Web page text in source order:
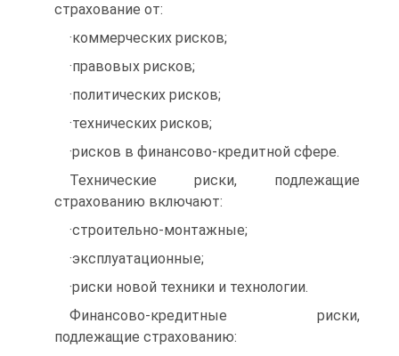
страхование от:
·коммерческих рисков;
·правовых рисков;
·политических рисков;
·технических рисков;
·рисков в финансово-кредитной сфере.
Технические риски, подлежащие
страхованию включают:
·строительно-монтажные;
·эксплуатационные;
·риски новой техники и технологии.
Финансово-кредитные риски,
подлежащие страхованию: